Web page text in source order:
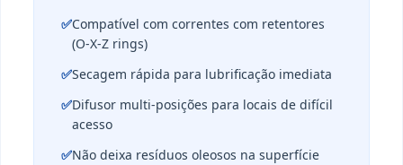
✅Compatível com correntes com retentores
(O-X-Z rings)
✅Secagem rápida para lubrificação imediata
✅Difusor multi-posições para locais de difícil
acesso
✅Não deixa resíduos oleosos na superfície